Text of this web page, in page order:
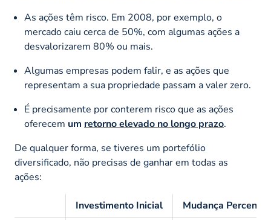
As ações têm risco. Em 2008, por exemplo, o
mercado caiu cerca de 50%, com algumas ações a
desvalorizarem 80% ou mais.
Algumas empresas podem falir, e as ações que
representam a sua propriedade passam a valer zero.
É precisamente por conterem risco que as ações
oferecem um retorno elevado no longo prazo.
De qualquer forma, se tiveres um portefólio
diversificado, não precisas de ganhar em todas as
ações:
Investimento Inicial
Mudança